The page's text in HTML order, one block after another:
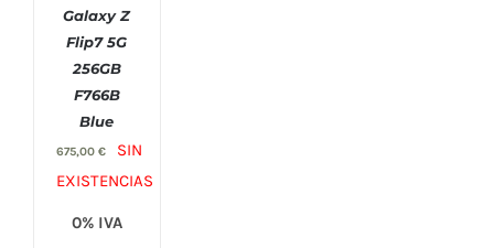
DETALLES
Galaxy Z
Flip7 5G
256GB
F766B
Blue
675,00 €
SIN
EXISTENCIAS
0% IVA